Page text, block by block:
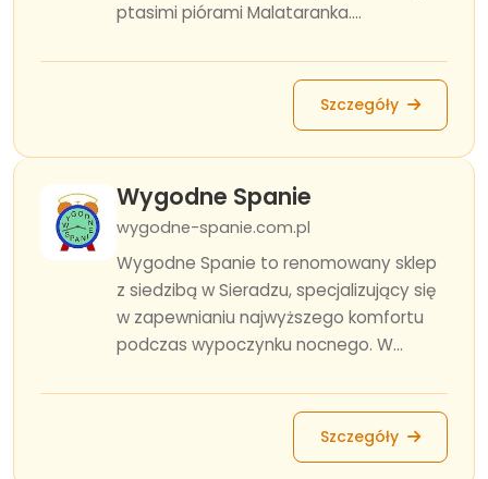
ptasimi piórami Malataranka....
Szczegóły
Wygodne Spanie
wygodne-spanie.com.pl
Wygodne Spanie to renomowany sklep
z siedzibą w Sieradzu, specjalizujący się
w zapewnianiu najwyższego komfortu
podczas wypoczynku nocnego. W...
Szczegóły